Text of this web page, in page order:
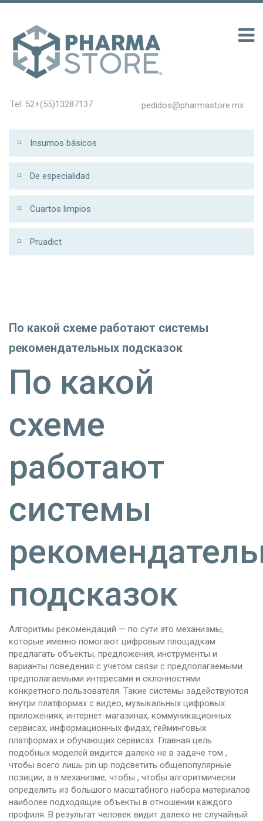
Tel: 52+(55)13287137 pedidos@pharmastore.mx
Insumos básicos
De especialidad
Cuartos limpios
Pruadict
По какой схеме работают системы
рекомендательных подсказок
По какой
схеме
работают
системы
подсказок
Алгоритмы рекомендаций — по сути это механизмы,
которые именно помогают цифровым площадкам
предлагать объекты, предложения, инструменты и
варианты поведения с учетом связи с предполагаемыми
предполагаемыми интересами и склонностями
конкретного пользователя. Такие системы задействуются
внутри платформах с видео, музыкальных цифровых
приложениях, интернет-магазинах, коммуникационных
сервисах, информационных фидах, гейминговых
платформах и обучающих сервисах. Главная цель
подобных моделей видится далеко не в задаче том ,
чтобы всего лишь pin up подсветить общепопулярные
позиции, а в механизме, чтобы , чтобы алгоритмически
определить из большого масштабного набора материалов
наиболее подходящие объекты в отношении каждого
профиля. В результат человек видит далеко не случайный